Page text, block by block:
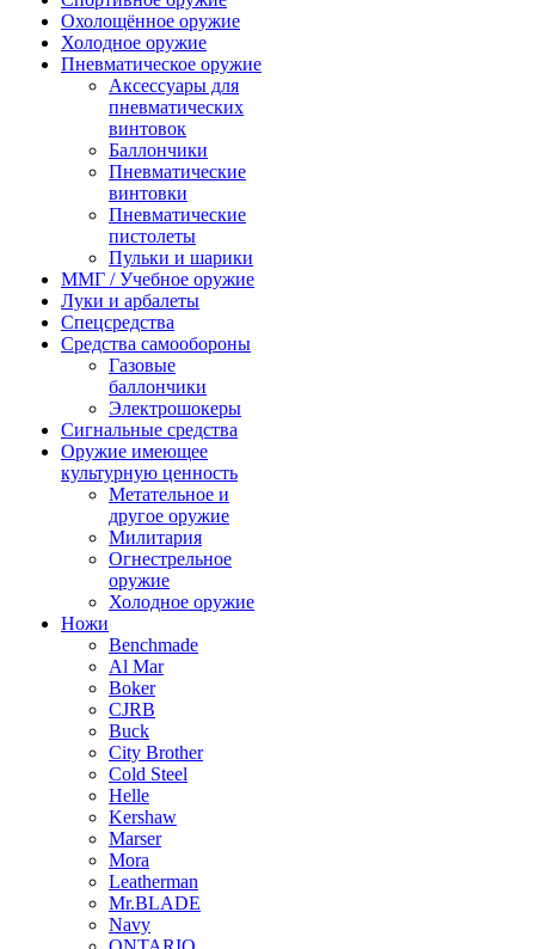
Охолощённое оружие
Холодное оружие
Пневматическое оружие
Аксессуары для
пневматических
винтовок
Баллончики
Пневматические
винтовки
Пневматические
пистолеты
Пульки и шарики
ММГ / Учебное оружие
Луки и арбалеты
Спецсредства
Средства самообороны
Газовые
баллончики
Электрошокеры
Сигнальные средства
Оружие имеющее
культурную ценность
Метательное и
другое оружие
Милитария
Огнестрельное
оружие
Холодное оружие
Ножи
Benchmade
Al Mar
Boker
CJRB
Buck
City Brother
Cold Steel
Helle
Kershaw
Marser
Mora
Leatherman
Mr.BLADE
Navy